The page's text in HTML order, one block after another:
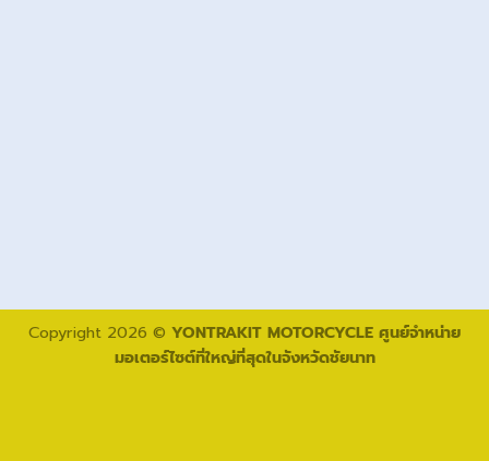
Copyright 2026 © YONTRAKIT MOTORCYCLE ศูนย์จำหน่าย
มอเตอร์ไซต์ที่ใหญ่ที่สุดในจังหวัดชัยนาท